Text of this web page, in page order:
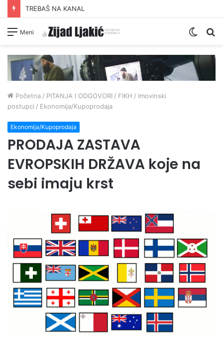
TREBAŠ NA KANAL
Meni
Switch
Početna / PITANJA I ODGOVORI / FIKH / Imovinski
postupci / Ekonomija/Kupoprodaja
Ekonomija/Kupoprodaja
PRODAJA ZASTAVA
EVROPSKIH DRŽAVA koje na
sebi imaju krst